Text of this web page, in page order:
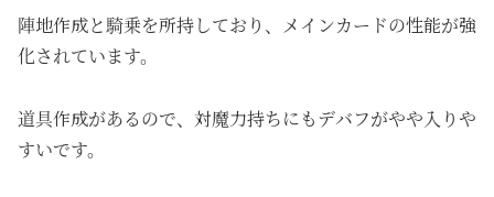
陣地作成と騎乗を所持しており、メインカードの性能が強
化されています。
道具作成があるので、対魔力持ちにもデバフがやや入りや
すいです。